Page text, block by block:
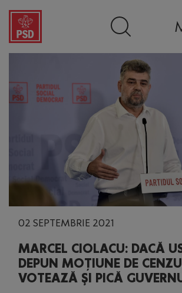
02 SEPTEMBRIE 2021
MARCEL CIOLACU: DACĂ
DEPUN MOȚIUNE DE
VOTEAZĂ ŞI PICĂ